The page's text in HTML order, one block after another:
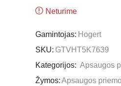
Neturime
Gamintojas: Hogert
SKU: GTVHT5K7639
Kategorijos: Apsaugos
Žymos:Apsaugos